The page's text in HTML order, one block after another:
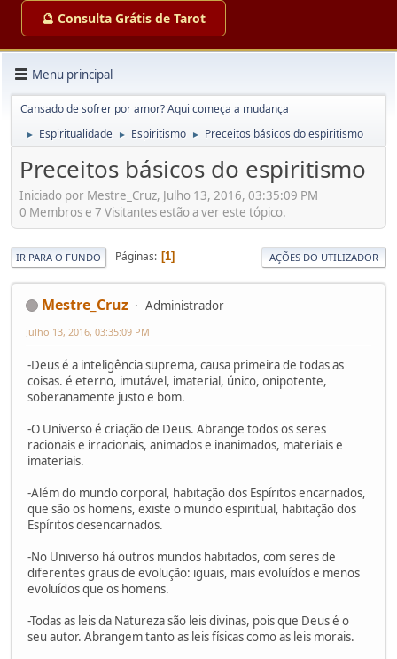
🔮 Consulta Grátis de Tarot
Menu principal
Cansado de sofrer por amor? Aqui começa a mudança
► Espiritualidade ► Espiritismo ► Preceitos básicos do espiritismo
Preceitos básicos do espiritismo
Iniciado por Mestre_Cruz, Julho 13, 2016, 03:35:09 PM
0 Membros e 7 Visitantes estão a ver este tópico.
IR PARA O FUNDO Páginas 1 AÇÕES DO UTILIZADOR
Mestre_Cruz Administrador
Julho 13, 2016, 03:35:09 PM
-Deus é a inteligência suprema, causa primeira de todas as
coisas. é eterno, imutável, imaterial, único, onipotente,
soberanamente justo e bom.
-O Universo é criação de Deus. Abrange todos os seres
racionais e irracionais, animados e inanimados, materiais e
imateriais.
-Além do mundo corporal, habitação dos Espíritos encarnados,
que são os homens, existe o mundo espiritual, habitação dos
Espíritos desencarnados.
-No Universo há outros mundos habitados, com seres de
diferentes graus de evolução: iguais, mais evoluídos e menos
evoluídos que os homens.
-Todas as leis da Natureza são leis divinas, pois que Deus é o
seu autor. Abrangem tanto as leis físicas como as leis morais.